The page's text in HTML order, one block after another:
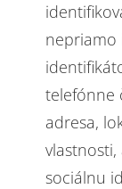
nepriamo
telefónne
adresa,
sociálnu